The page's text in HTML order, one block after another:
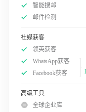
智能搜邮
邮件检测
社媒获客
领英获客
WhatsApp获客
Facebook获客
高级工具
全球企业库